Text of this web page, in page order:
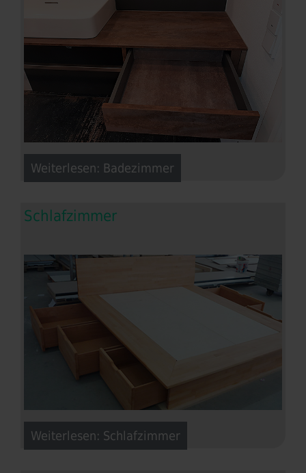
Weiterlesen: Badezimmer
Schlafzimmer
Weiterlesen: Schlafzimmer